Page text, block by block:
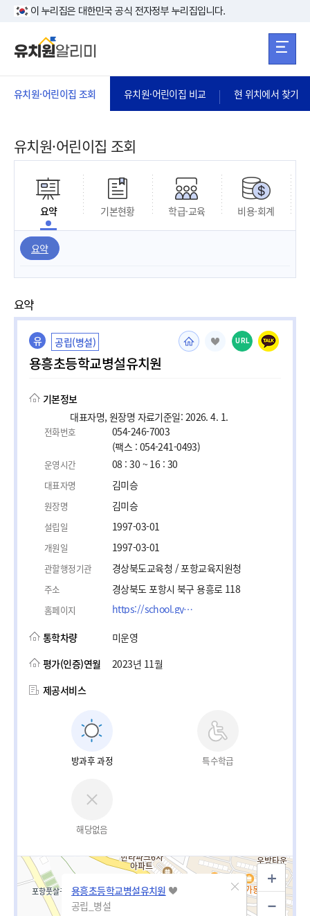
본문 바로가기
이 누리집은 대한민국 공식 전자정부 누리집입니다.
유치원·어린이집 조회 유치원·어린이집 비교 현 위치에서 찾기
유치원·어린이집 조회
요약 기본현황 학급·교육 비용·회계
요약
요약
유 공립(병설)
용흥초등학교병설유치원
URL
기본정보
대표자명, 원장명 자료기준일: 2026. 4. 1.
전화번호
054-246-7003
(팩스 : 054-241-0493)
운영시간 08 : 30 ~ 16 : 30
대표자명 김미승
원장명 김미승
설립일 1997-03-01
개원일 1997-03-01
관할행정기관 경상북도교육청 / 포항교육지원청
주소 경상북도 포항시 북구 용흥로 118
홈페이지 https://school.gyo6.net/yongheung/main.do?sysId=yongheung
통학차량
미운영
평가(인증)연월
2023년 11월
제공서비스
방과후 과정 특수학급
해당없음
용흥초등학교병설유치원
공립_병설